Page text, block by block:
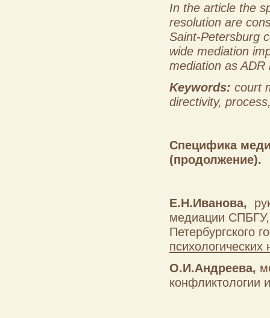
In the article the
resolution are
Saint-Petersburg
wide mediation
mediation as
Keywords: court
directivity,
Специфика
(продолжение).
Е.Н.Иванова,
медиации
Петербургского
психологических
О.И.Андреева,